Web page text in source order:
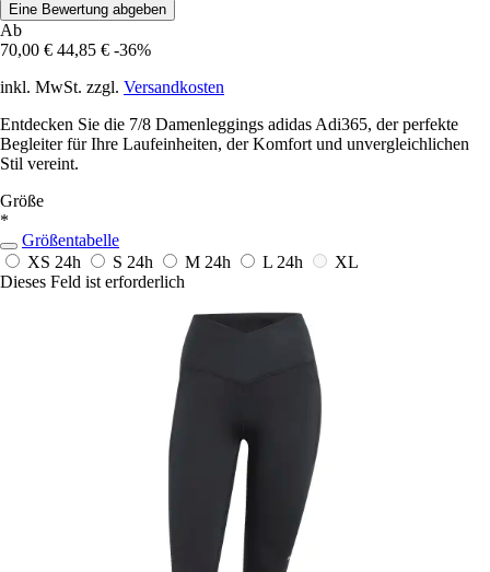
Eine Bewertung abgeben
Ab
70,00 € 44,85 € -36%
inkl. MwSt. zzgl. Versandkosten
Entdecken Sie die 7/8 Damenleggings adidas Adi365, der perfekte
Begleiter für Ihre Laufeinheiten, der Komfort und unvergleichlichen
Stil vereint.
Größe
*
Größentabelle
XS 24h S 24h M 24h L 24h
XL
Dieses Feld ist erforderlich